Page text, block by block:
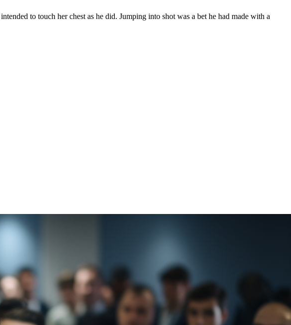
to touch her chest as he did. Jumping into shot was a bet he had made with a